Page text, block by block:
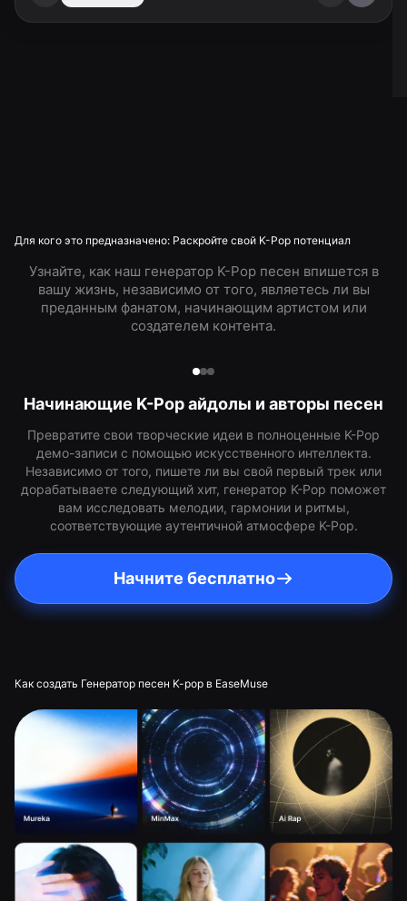
Для кого это предназначено: Раскройте свой K-Pop потенциал
Узнайте, как наш генератор K-Pop песен впишется в
вашу жизнь, независимо от того, являетесь ли вы
преданным фанатом, начинающим артистом или
создателем контента.
Начинающие K-Pop айдолы и авторы песен
Превратите свои творческие идеи в полноценные K-Pop
демо-записи с помощью искусственного интеллекта.
Независимо от того, пишете ли вы свой первый трек или
дорабатываете следующий хит, генератор K-Pop поможет
вам исследовать мелодии, гармонии и ритмы,
соответствующие аутентичной атмосфере K-Pop.
Начните бесплатно
Как создать Генератор песен K-pop в EaseMuse